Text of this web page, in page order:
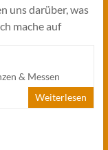
uns darüber, was
mache auf
& Messen
Weiterlesen